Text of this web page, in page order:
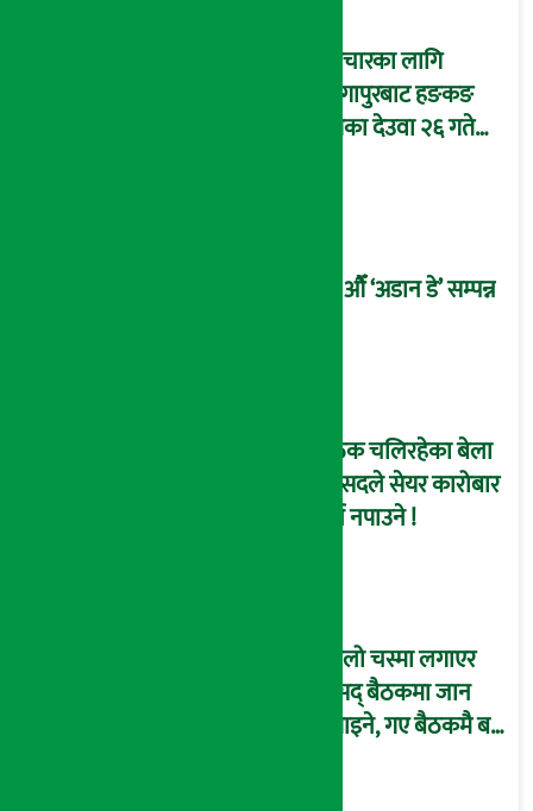
उपचारका लागि
सिंगापुरबाट हङकङ
पुगेका देउवा २६ गते
२१औँ ‘अडान डे’ सम्पन्न
बैठक चलिरहेका बेला
सांसदले सेयर कारोबार
गर्न नपाउने !
कालो चस्मा लगाएर
संसद् बैठकमा जान
नपाइने, गए बैठकमै बस्न